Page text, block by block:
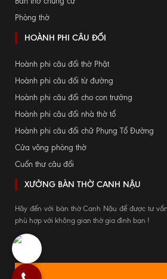
Phòng thờ
HOÀNH PHI CÂU ĐỐI
Hoành phi câu đối thờ Phật
Hoành phi câu đối từ đường
Hoành phi câu đối cho con trưởng
Hoành phi câu đối nhà thờ tổ
Hoành phi câu đối chữ Phụng Tổ Đường
Cửa võng phòng thờ
Cuốn thư câu đối
XƯỞNG BÀN THỜ CANH NẬU
Hãy đến với bàn thờ Canh Nậu để được tư
phù hợp với không gian thờ gia đình bạn !